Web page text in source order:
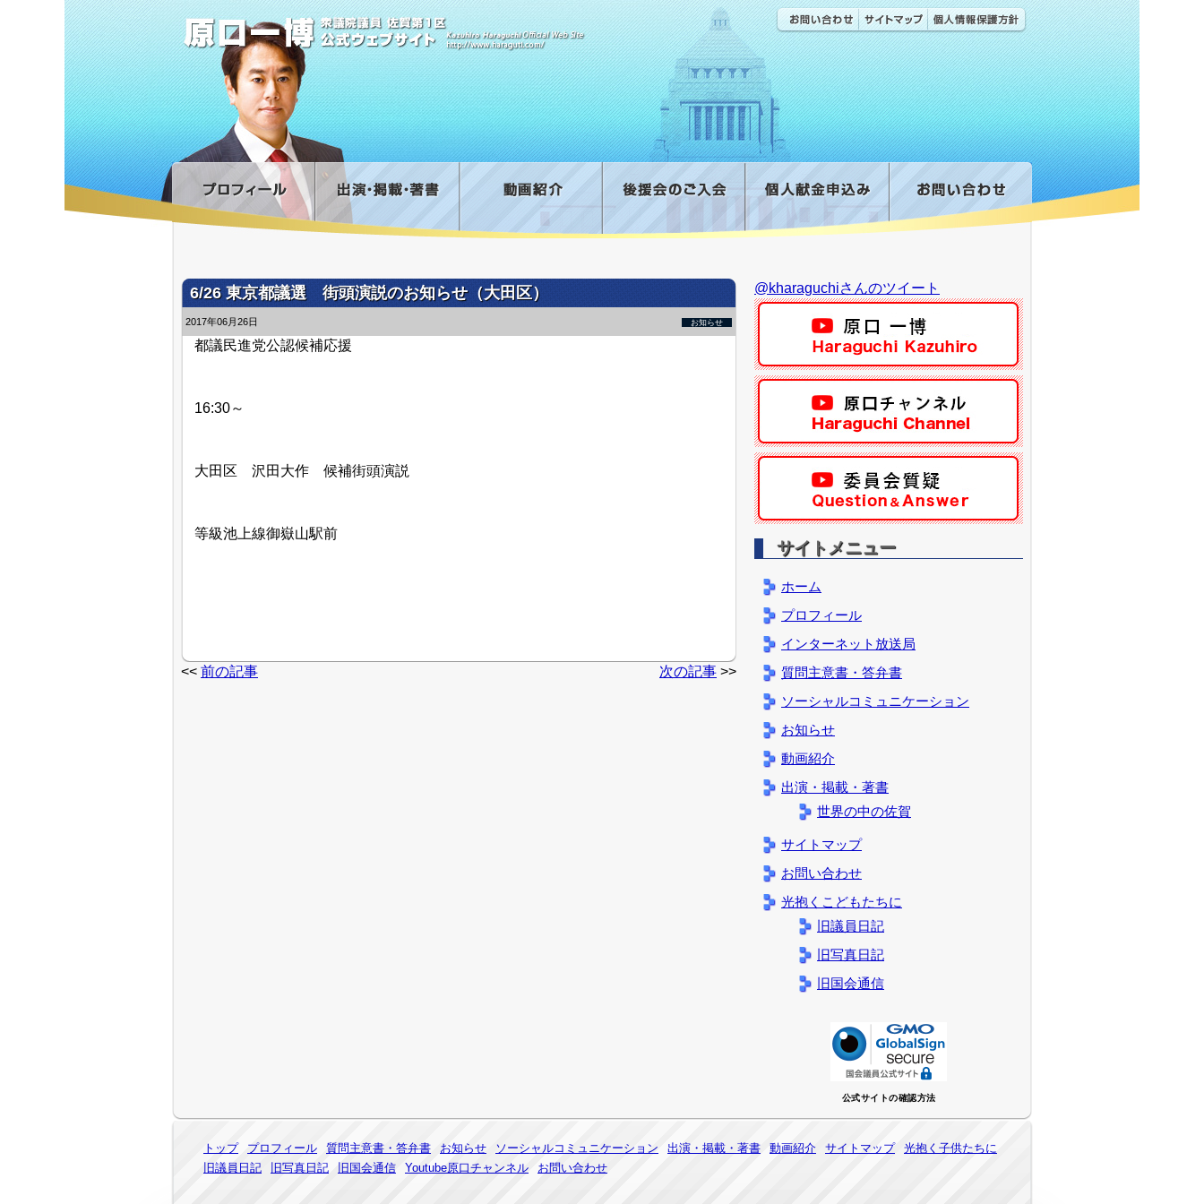
6/26 東京都議選 街頭演説のお知らせ（大田区）
2017年06月26日 お知らせ
都議民進党公認候補応援
16:30～
大田区 沢田大作 候補街頭演説
等級池上線御嶽山駅前
<< 前の記事 次の記事 >>
@kharaguchiさんのツイート
サイトメニュー
ホーム
プロフィール
インターネット放送局
質問主意書・答弁書
ソーシャルコミュニケーション
お知らせ
動画紹介
出演・掲載・著書
世界の中の佐賀
サイトマップ
お問い合わせ
光抱くこどもたちに
旧議員日記
旧写真日記
旧国会通信
公式サイトの確認方法
トップ プロフィール 質問主意書・答弁書 お知らせ ソーシャルコミュニケーション 出演・掲載・著書 動画紹介 サイトマップ
光抱く子供たちに
旧議員日記
旧写真日記 旧国会通信 Youtube原口チャンネル お問い合わせ